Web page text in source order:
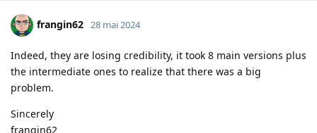
frangin62 28 mai 2024
Indeed, they are losing credibility, it took 8 main versions plus
the intermediate ones to realize that there was a big
problem.
Sincerely
frangin62